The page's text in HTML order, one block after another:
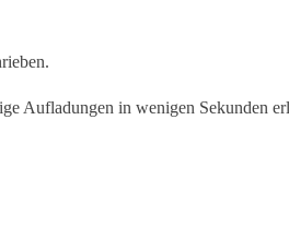
Aufladungen in wenigen Sekunden